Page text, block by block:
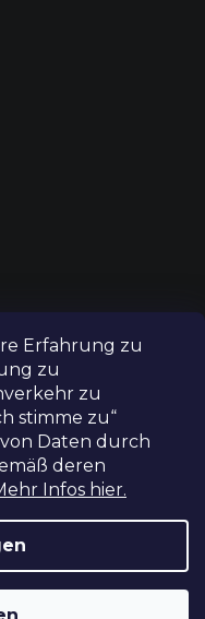
Erfahrung zu
zu
zu
stimme zu“
Daten durch
deren
Infos hier.
Rechte vorbehalten.
ändern